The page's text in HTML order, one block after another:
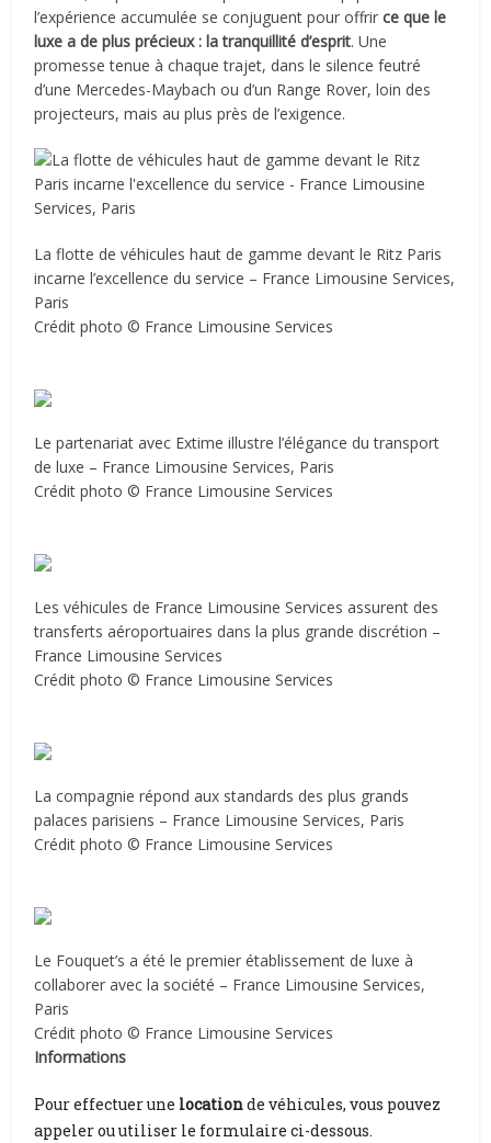
l’expérience accumulée se conjuguent pour offrirce que le
luxe a de plus précieux : la tranquillité d’esprit. Une
promesse tenue à chaque trajet, dans le silence feutré
d’une Mercedes-Maybach ou d’un Range Rover, loin des
projecteurs, mais au plus près de l’exigence.
La flotte de véhicules haut de gamme devant le Ritz Paris
incarne l’excellence du service – France Limousine Services,
Paris
Crédit photo © France Limousine Services
Le partenariat avec Extime illustre l’élégance du transport
de luxe – France Limousine Services, Paris
Crédit photo © France Limousine Services
Les véhicules de France Limousine Services assurent des
transferts aéroportuaires dans la plus grande discrétion –
France Limousine Services
Crédit photo © France Limousine Services
La compagnie répond aux standards des plus grands
palaces parisiens – France Limousine Services, Paris
Crédit photo © France Limousine Services
Le Fouquet’s a été le premier établissement de luxe à
collaborer avec la société – France Limousine Services,
Paris
Crédit photo © France Limousine Services
Informations
Pour effectuer une locationde véhicules, vous pouvez
appeler ou utiliser le formulaire ci-dessous.